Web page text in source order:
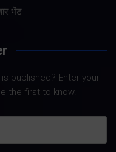
भेंट
published? Enter your
the first to know.